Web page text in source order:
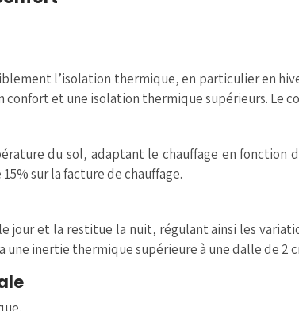
l’isolation thermique, en particulier en
et une isolation thermique supérieurs. Le
du sol, adaptant le chauffage en fonction
sur la facture de chauffage.
jour et la restitue la nuit, régulant ainsi les
une inertie thermique supérieure à une dalle de 2